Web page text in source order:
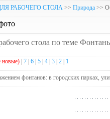
РАБОЧЕГО СТОЛА >> Природа >>
стола по теме
новые) 7 6 5 4 3 2 1
фонтанов: в городских парках,